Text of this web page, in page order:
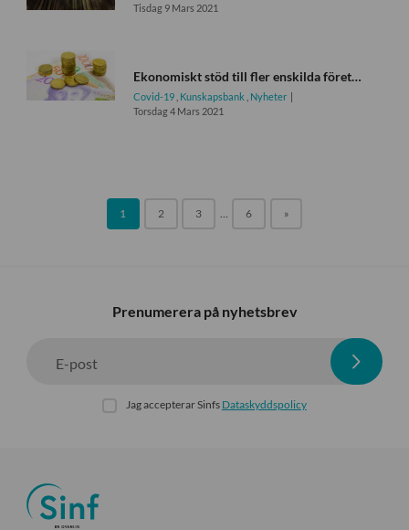
Tisdag 9 Mars 2021
Ekonomiskt stöd till fler enskilda företagare
Covid-19 Kunskapsbank
Nyheter
Torsdag 4 Mars 2021
1 2 3 6 »
Prenumerera på nyhetsbrev
E-post
Jag accepterar Sinfs Dataskyddspolicy